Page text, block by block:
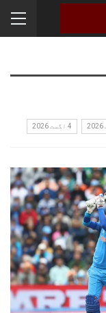
4 اگست 2026